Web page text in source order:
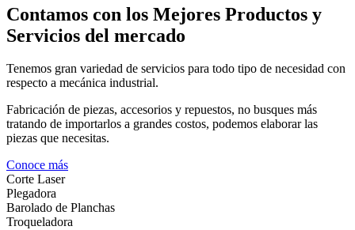
Contamos con los Mejores Productos y
Servicios del mercado
Tenemos gran variedad de servicios para todo tipo de necesidad con
respecto a mecánica industrial.
Fabricación de piezas, accesorios y repuestos, no busques más
tratando de importarlos a grandes costos, podemos elaborar las
piezas que necesitas.
Conoce más
Corte Laser
Plegadora
Barolado de Planchas
Troqueladora